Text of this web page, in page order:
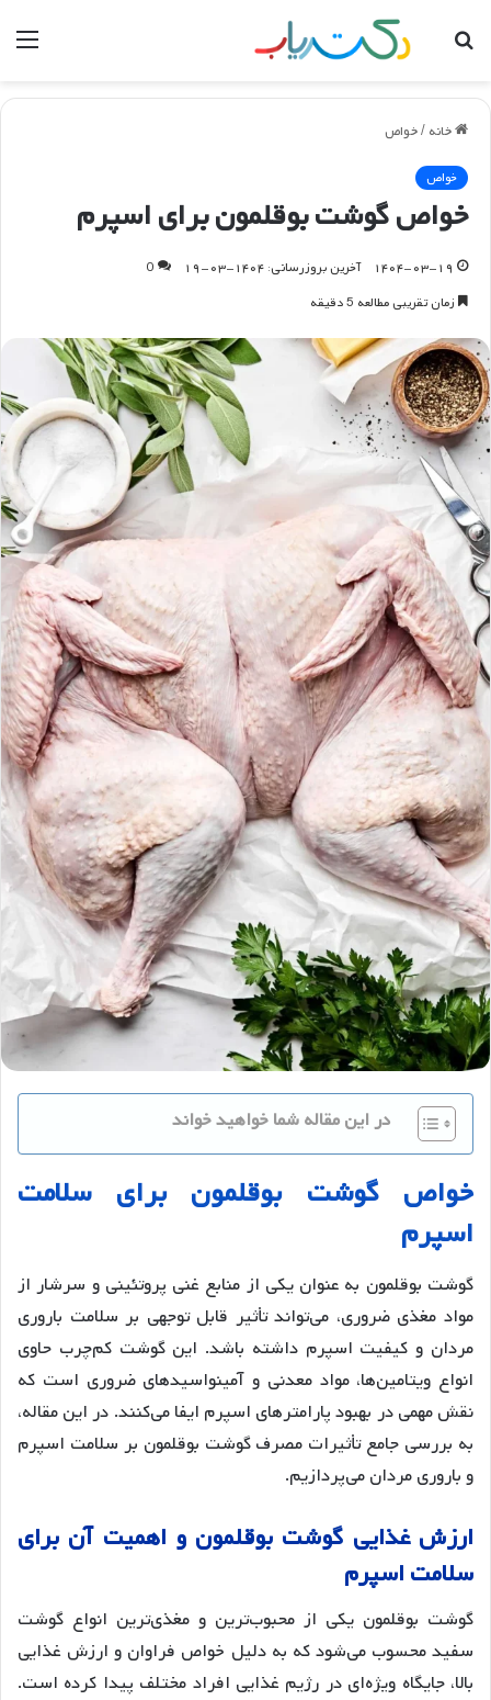
جستجو
خانه /خواص
خواص
خواص گوشت بوقلمون برای اسپرم
۱۴۰۴-۰۳-۱۹ آخرین بروزرسانی: ۱۴۰۴-۰۳-۱۹
0
زمان تقریبی مطالعه 5 دقیقه
در این مقاله شما خواهید خواند
خواص گوشت بوقلمون برای سلامت
اسپرم
گوشت بوقلمون به عنوان یکی از منابع غنی پروتئینی و سرشار از
مواد مغذی ضروری، می‌تواند تأثیر قابل توجهی بر سلامت باروری
مردان و کیفیت اسپرم داشته باشد. این گوشت کم‌چرب حاوی
انواع ویتامین‌ها، مواد معدنی و آمینواسیدهای ضروری است که
نقش مهمی در بهبود پارامترهای اسپرم ایفا می‌کنند. در این مقاله،
به بررسی جامع تأثیرات مصرف گوشت بوقلمون بر سلامت اسپرم
و باروری مردان می‌پردازیم.
ارزش غذایی گوشت بوقلمون و اهمیت آن برای
سلامت اسپرم
گوشت بوقلمون یکی از محبوب‌ترین و مغذی‌ترین انواع گوشت
سفید محسوب می‌شود که به دلیل خواص فراوان و ارزش غذایی
بالا، جایگاه ویژه‌ای در رژیم غذایی افراد مختلف پیدا کرده است.